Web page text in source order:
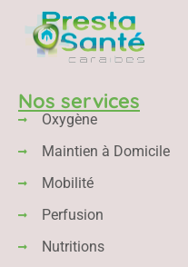
Nos services
Oxygène
Maintien à Domicile
Mobilité
Perfusion
Nutritions